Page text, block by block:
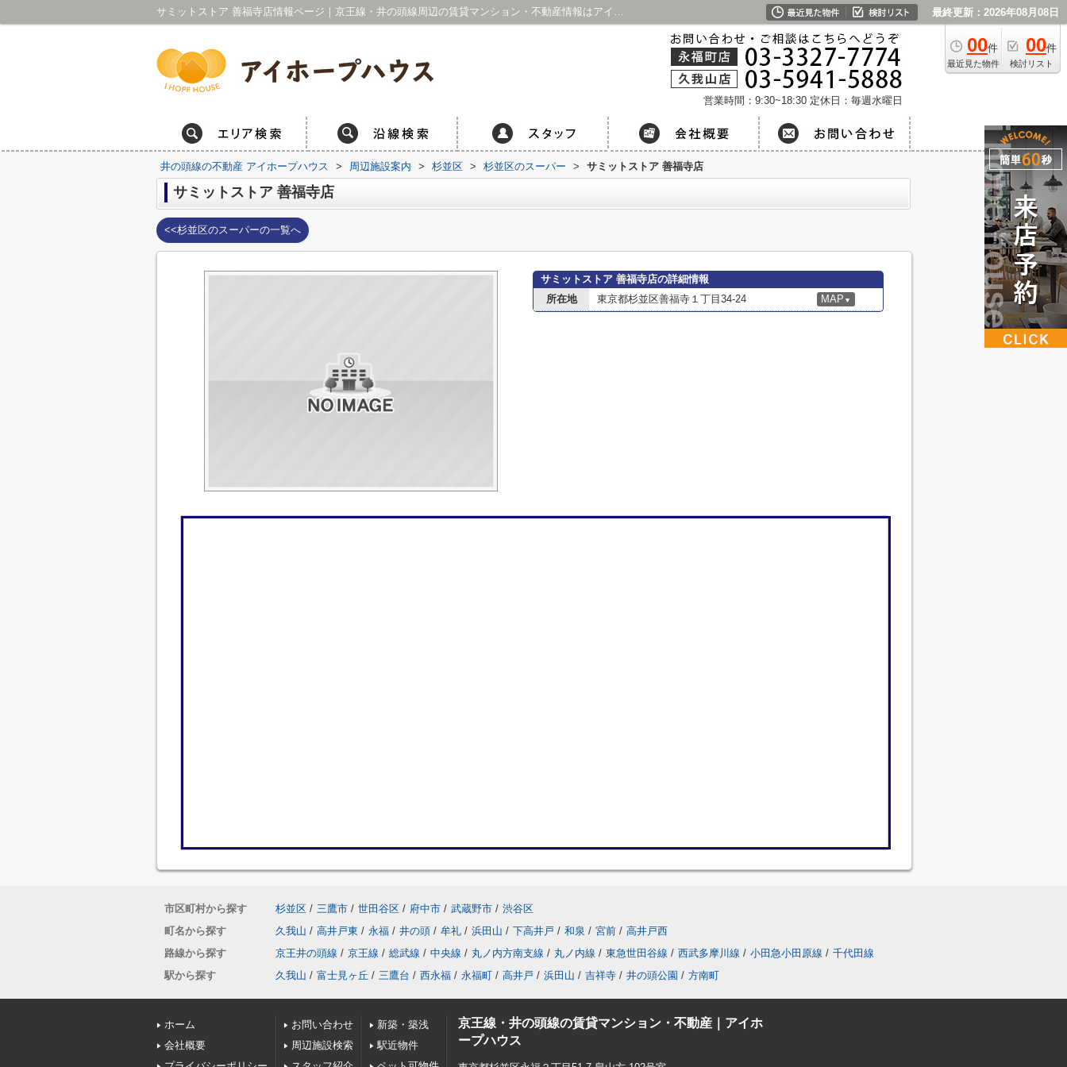
サミットストア 善福寺店情報ページ｜京王線・井の頭線周辺の賃貸マンション・不動産情報はアイホープハウス 永福町店・久我山店 最終更新：2026年08月08日
00件
最近見た物件
00件
検討リスト
営業時間：9:30~18:30 定休日：毎週水曜日
井の頭線の不動産 アイホープハウス > 周辺施設案内 > 杉並区 > 杉並区のスーパー > サミットストア 善福寺店
サミットストア 善福寺店
<<杉並区のスーパーの一覧へ
サミットストア 善福寺店の詳細情報
所在地
東京都杉並区善福寺１丁目34-24 MAP ▼
市区町村から探す 杉並区 / 三鷹市 / 世田谷区 / 府中市 / 武蔵野市 / 渋谷区
町名から探す
久我山 / 高井戸東 / 永福 / 井の頭 / 牟礼 / 浜田山 / 下高井戸 / 和泉 / 宮前 / 高井戸西
路線から探す
京王井の頭線 / 京王線 / 総武線 / 中央線 / 丸ノ内方南支線 / 丸ノ内線 / 東急世田谷線 / 西武多摩川線 / 小田急小田原線 / 千代田線
駅から探す
久我山 / 富士見ヶ丘 / 三鷹台 / 西永福 / 永福町 / 高井戸 / 浜田山 / 吉祥寺 / 井の頭公園 / 方南町
ホーム
会社概要
お問い合わせ
周辺施設検索
新築・築浅
駅近物件
京王線・井の頭線の賃貸マンション・不動産｜アイホ
ープハウス